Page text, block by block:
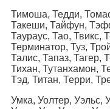
Тимоша, Тедди,
Такеши, Тайфун,
Таураус, Тао, Твикс,
Терминатор, Туз,
Талис, Тапаз, Тагер,
Тихан, Тутанхамон,
Тэд, Титан, Терри,
Умка, Уолтер, Уэльс,